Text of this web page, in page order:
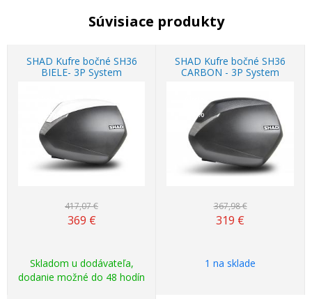
Súvisiace produkty
SHAD Kufre bočné SH36
BIELE- 3P System
-12%
417,07 €
369 €
Skladom u dodávateľa,
dodanie možné do 48 hodín
SHAD Kufre bočné SH36
CARBON - 3P System
-13%
367,98 €
319 €
1 na sklade